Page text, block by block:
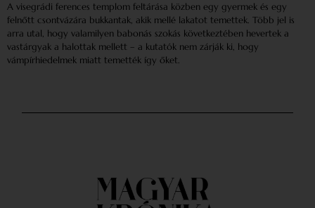
A visegrádi ferences templom feltárása közben egy gyermek és egy
felnőtt csontvázára bukkantak, akik mellé lakatot temettek. Több jel is
arra utal, hogy valamilyen babonás szokás következtében hevertek a
vastárgyak a halottak mellett – a kutatók nem zárják ki, hogy
vámpírhiedelmek miatt temették így őket.